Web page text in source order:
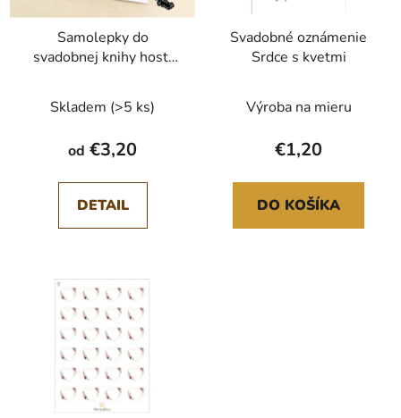
Samolepky do
svadobnej knihy hostí
Skladem (>5 ks)
od €3,20
DETAIL
Svadobné oznámenie
Srdce s kvetmi
Výroba na mieru
€1,20
DO KOŠÍKA